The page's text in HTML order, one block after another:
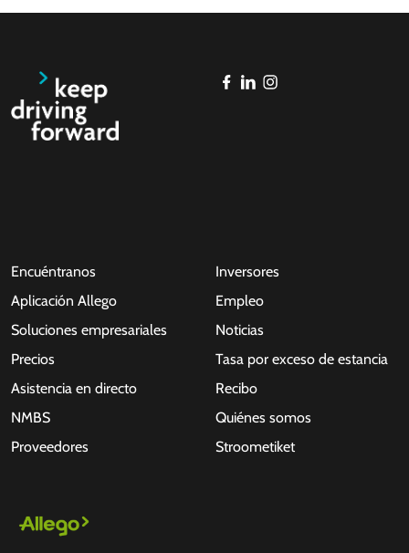
Encuéntranos
Aplicación Allego
Soluciones empresariales
Precios
Asistencia en directo
NMBS
Proveedores
Inversores
Empleo
Noticias
Tasa por exceso de estancia
Recibo
Quiénes somos
Stroometiket